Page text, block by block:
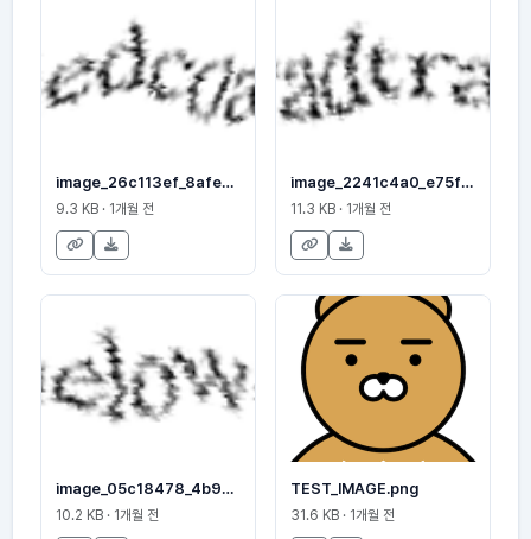
image_26c113ef_8afed395df
9.3 KB · 1개월 전
image_2241c4a0_e75f685ec9
11.3 KB · 1개월 전
image_05c18478_4b957f5841
10.2 KB · 1개월 전
TEST_IMAGE.png
31.6 KB · 1개월 전